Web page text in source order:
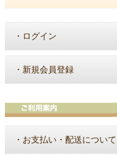
・ ログイン
・ 新規会員登録
・ お支払い・配送について